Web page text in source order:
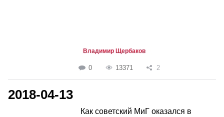
Владимир Щербаков
0 13371 2
2018-04-13
Как советский МиГ оказался в